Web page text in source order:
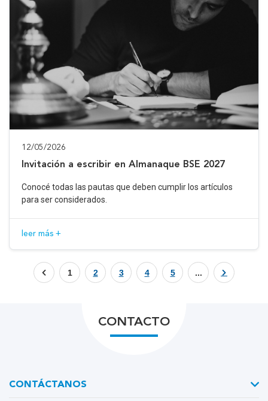
12/05/2026
Invitación a escribir en Almanaque BSE 2027
Conocé todas las pautas que deben cumplir los artículos
para ser considerados.
leer más +
1 2 3 4 5 ...
CONTACTO
CONTÁCTANOS